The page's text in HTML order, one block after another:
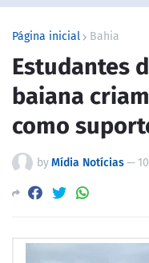
Página inicial Bahia
Estudantes
baiana
como
byMídia Notícias—